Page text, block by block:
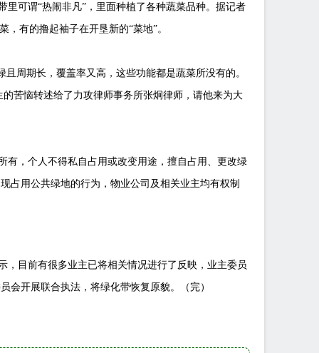
可谓“热闹非凡”，里面种植了各种蔬菜品种。据记者
有的撸起袖子在开垦新的“菜地”。
周期长，覆盖率又高，这些功能都是蔬菜所没有的。
苦恼转述给了力攻律师事务所张炯律师，请他来为大
，个人不得私自占用或改变用途，擅自占用、更改绿
占用公共绿地的行为，物业公司及相关业主均有权制
目前有很多业主已将相关情况进行了反映，业主委员
会开展联合执法，将绿化带恢复原貌。（完）